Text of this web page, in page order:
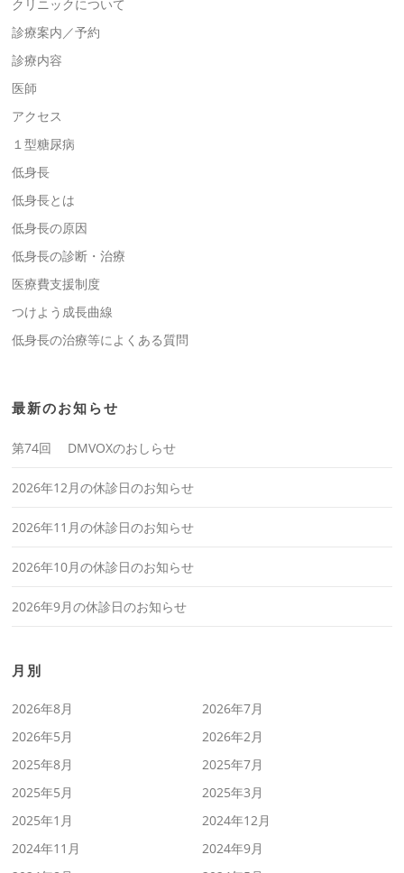
クリニックについて
診療案内／予約
診療内容
医師
アクセス
１型糖尿病
低身長
低身長とは
低身長の原因
低身長の診断・治療
医療費支援制度
つけよう成長曲線
低身長の治療等によくある質問
最新のお知らせ
第74回 DMVOXのおしらせ
2026年12月の休診日のお知らせ
2026年11月の休診日のお知らせ
2026年10月の休診日のお知らせ
2026年9月の休診日のお知らせ
月別
2026年8月
2026年7月
2026年5月
2026年2月
2025年8月
2025年7月
2025年5月
2025年3月
2025年1月
2024年12月
2024年11月
2024年9月